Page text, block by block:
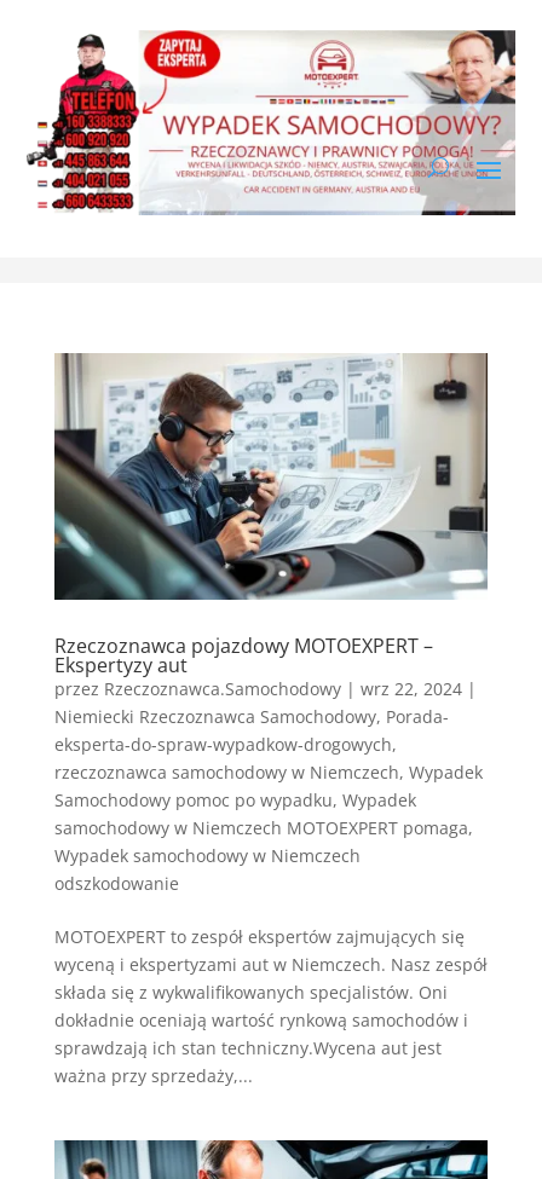
Rzeczoznawca pojazdowy MOTOEXPERT –
Ekspertyzy aut
przez Rzeczoznawca.Samochodowy| wrz 22, 2024|
Niemiecki Rzeczoznawca Samochodowy, Porada-
eksperta-do-spraw-wypadkow-drogowych,
rzeczoznawca samochodowy w Niemczech, Wypadek
Samochodowy pomoc po wypadku, Wypadek
samochodowy w Niemczech MOTOEXPERT pomaga,
Wypadek samochodowy w Niemczech
odszkodowanie
MOTOEXPERT to zespół ekspertów zajmujących się
wyceną i ekspertyzami aut w Niemczech. Nasz zespół
składa się z wykwalifikowanych specjalistów. Oni
dokładnie oceniają wartość rynkową samochodów i
sprawdzają ich stan techniczny.Wycena aut jest
ważna przy sprzedaży,...